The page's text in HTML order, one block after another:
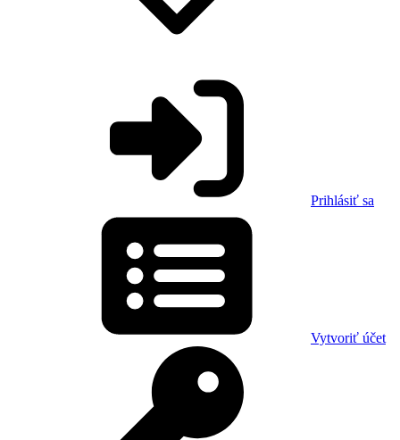
Prihlásiť sa
Vytvoriť účet